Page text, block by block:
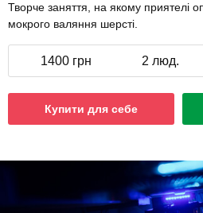
Творче заняття, на якому приятелі
мокрого валяння шерсті.
1400 грн 2 люд.
Купити для себе